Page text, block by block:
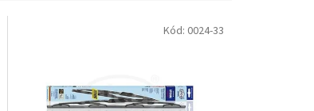
Kód: 0024-33